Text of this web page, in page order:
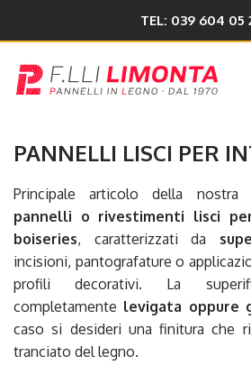
TEL: 039 604 05
PANNELLI LISCI PER
Principale articolo della
pannelli o rivestimenti lisci
boiseries, caratterizzati da
incisioni, pantografature o
profili decorativi. La
completamente levigata oppure
caso si desideri una finitura che
tranciato del legno.